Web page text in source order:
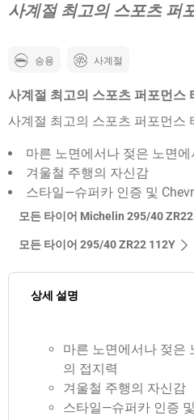
사계절 최고의 스포츠 퍼
승용 사계절
사계절 최고의 스포츠 퍼포먼스
사계절 최고의 스포츠 퍼포먼스
마른 노면에서나 젖은 노면
겨울철 주행의 자신감
스타일—슈퍼카 인증 및
모든 타이어 Michelin 295/40
모든 타이어‎ 295/40 ZR22 112Y
상세 설명
마른 노면에서나 젖은
의 접지력
겨울철 주행의 자신감
스타일—슈퍼카 인증